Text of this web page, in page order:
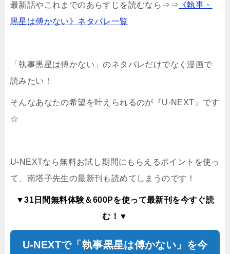
最新話やこれまでのあらすじを読むなら⇒⇒ 《執事・
黒星は傅かない》ネタバレ一覧
「執事黒星は傅かない」のネタバレだけでなく漫画で
読みたい！
そんなあなたの希望を叶えられるのが『U-NEXT』です
☆
U-NEXTなら無料お試し期間にもらえるポイントを使っ
て、南塔子先生の最新刊も読めてしまうのです！
▼31日間無料体験＆600Pを使って最新刊を今すぐ読
む！▼
U-NEXTで「執事黒星は傅かない」を今